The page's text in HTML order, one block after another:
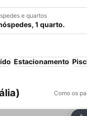
e quartos
1 quarto.
Estacionamento
Como os